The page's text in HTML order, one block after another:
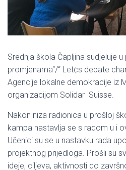
Srednja škola Čapljina sudjeluje
promjenama“/“ Let¢s debate
Agencije lokalne demokracije iz
organizacijom Solidar Suisse.
Nakon niza radionica u prošloj
kampa nastavlja se s radom u i
Učenici su se u nastavku rada
projektnog prijedloga. Prošli su
ideje, ciljeva, aktivnosti do